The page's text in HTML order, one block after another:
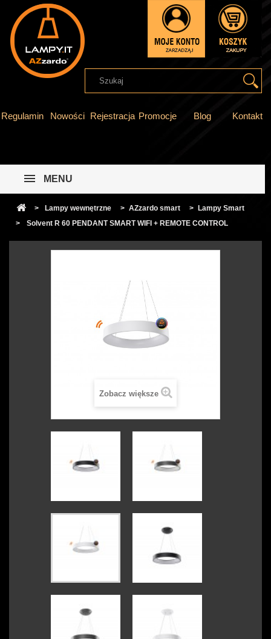
Regulamin Nowości Rejestracja Promocje Blog Kontakt
MENU
> Lampy wewnętrzne > AZzardo smart >
Lampy Smart
>
Solvent R 60 PENDANT SMART WIFI + REMOTE CONTROL
Zobacz większe